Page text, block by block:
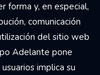
forma y, en especial,
comunicación
del sitio web
Adelante pone
implica su